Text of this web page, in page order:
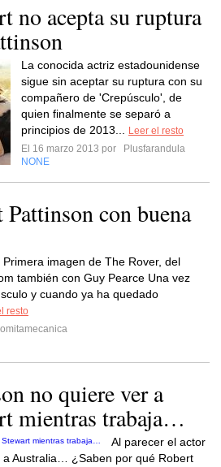
no acepta su ruptura
La conocida actriz estadounidense
sigue sin aceptar su ruptura con su
compañero de 'Crepúsculo', de
quien finalmente se separó a
principios de 2013...
Leer el resto
El 16 marzo 2013 por
Plusfarandula
NONE
con buena
Primera imagen de The Rover, del
también con Guy Pearce Una vez
y cuando ya ha quedado
resto
no quiere ver a
mientras trabaja…
Al parecer el actor
a Australia… ¿Saben por qué Robert